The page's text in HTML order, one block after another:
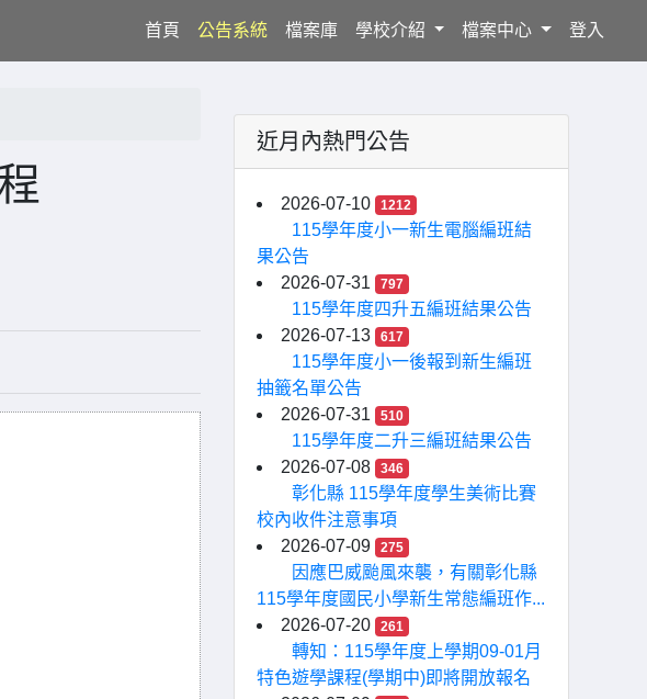
首頁(current)
公告系統 檔案庫 學校介紹 檔案中心 登入
近月內熱門公告
2026-07-10 1212
115學年度小一新生電腦編班結
果公告
2026-07-31
797
115學年度四升五編班結果公告
2026-07-13
617
115學年度小一後報到新生編班
抽籤名單公告
2026-07-31
510
115學年度二升三編班結果公告
2026-07-08
346
彰化縣 115學年度學生美術比賽
校內收件注意事項
2026-07-09
275
因應巴威颱風來襲，有關彰化縣
115學年度國民小學新生常態編班作...
2026-07-20
261
轉知：115學年度上學期09-01月
特色遊學課程(學期中)即將開放報名